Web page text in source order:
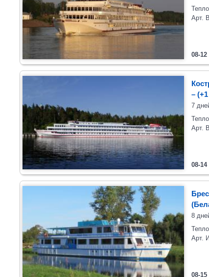
08-12
Арт.
–
7
08-14
Арт.
8
08-15
Арт.